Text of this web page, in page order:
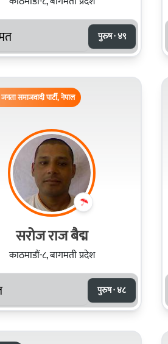
पुरुष · ४९
जनता समाजवादी पार्टी, नेपाल
सरोज राज बैद्म
काठमाडौं-८, बागमती प्रदेश
पुरुष · ४८